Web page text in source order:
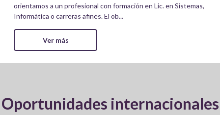
orientamos a un profesional con formación en Lic. en Sistemas,
Informática o carreras afines. El ob...
Ver más
Oportunidades internacionales